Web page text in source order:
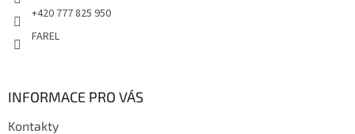
+420 777 825 950
FAREL
INFORMACE PRO VÁS
Kontakty